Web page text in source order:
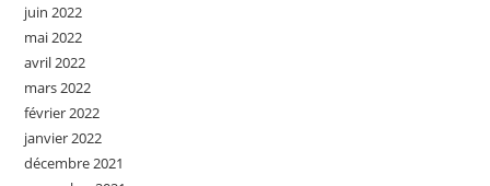
juin 2022
mai 2022
avril 2022
mars 2022
février 2022
janvier 2022
décembre 2021